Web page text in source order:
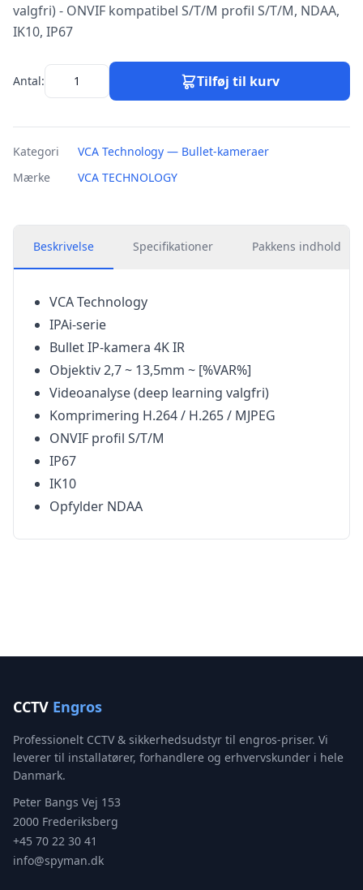
valgfri) - ONVIF kompatibel S/T/M profil S/T/M, NDAA,
IK10, IP67
Antal: Tilføj til kurv
Kategori
VCA Technology — Bullet-kameraer
Mærke
VCA TECHNOLOGY
Beskrivelse Specifikationer Pakkens indhold
VCA Technology
IPAi-serie
Bullet IP-kamera 4K IR
Objektiv 2,7 ~ 13,5mm ~ [%VAR%]
Videoanalyse (deep learning valgfri)
Komprimering H.264 / H.265 / MJPEG
ONVIF profil S/T/M
IP67
IK10
Opfylder NDAA
CCTV Engros
Professionelt CCTV & sikkerhedsudstyr til engros-priser. Vi
leverer til installatører, forhandlere og erhvervskunder i hele
Danmark.
Peter Bangs Vej 153
2000 Frederiksberg
+45 70 22 30 41
info@spyman.dk